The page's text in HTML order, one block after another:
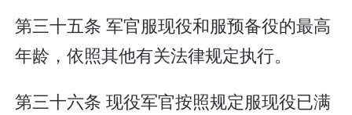
第三十五条 军官服现役和服预备役的最高
年龄，依照其他有关法律规定执行。
第三十六条 现役军官按照规定服现役已满